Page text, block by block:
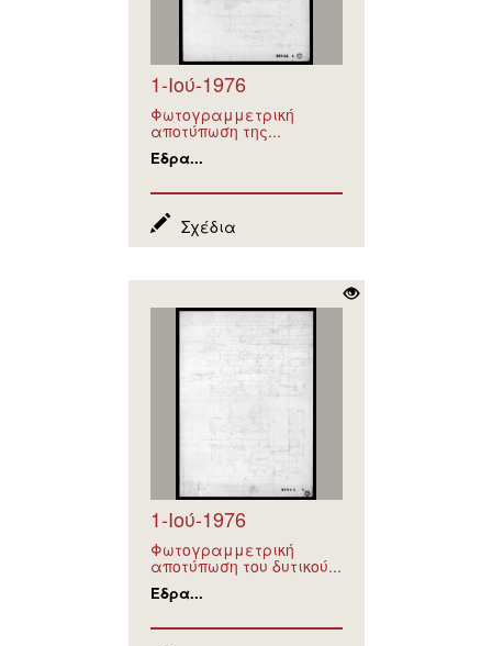
1-Ιού-1976
Φωτογραμμετρική
αποτύπωση της...
Έδρα...
Σχέδια
1-Ιού-1976
Φωτογραμμετρική
αποτύπωση του δυτικού...
Έδρα...